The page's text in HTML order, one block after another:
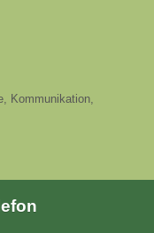
Kommunikation,